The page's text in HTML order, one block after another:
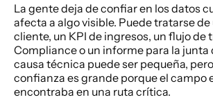
La gente deja de confiar en los datos
afecta a algo visible. Puede tratarse
cliente, un KPI de ingresos, un flujo de
Compliance o un informe para la junta
causa técnica puede ser pequeña,
confianza es grande porque el campo
encontraba en una ruta crítica.